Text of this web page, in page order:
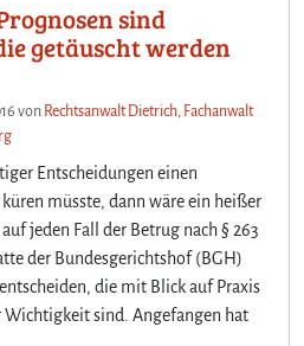
n
g
o
a
n
k
k
a
sind
getäuscht werden
von Rechtsanwalt Dietrich, Fachanwalt
Entscheidungen einen
müsste, dann wäre ein heißer
jeden Fall der Betrug nach § 263
der Bundesgerichtshof (BGH)
die mit Blick auf Praxis
sind. Angefangen hat